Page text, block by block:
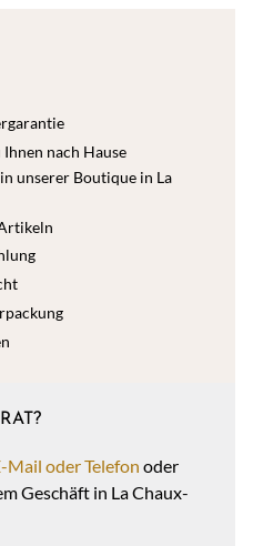
nach Hause
unserer Boutique in La
Mail oder Telefon oder
Geschäft in La Chaux-